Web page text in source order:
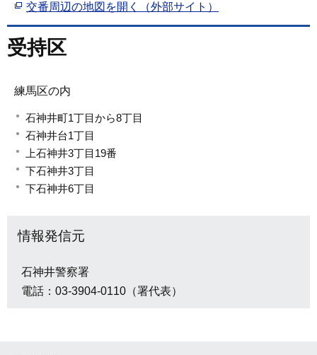
交番周辺の地図を開く（外部サイト）
受持区
練馬区の内
石神井町1丁目から8丁目
石神井台1丁目
上石神井3丁目19番
下石神井3丁目
下石神井6丁目
情報発信元
石神井警察署
電話：03-3904-0110（署代表）